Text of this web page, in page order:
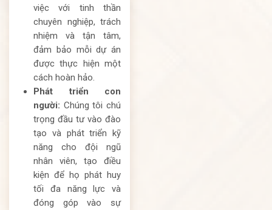
việc với tinh thần
chuyên nghiệp, trách
nhiệm và tận tâm,
đảm bảo mỗi dự án
được thực hiện một
cách hoàn hảo.
Phát triển con
người: Chúng tôi chú
trọng đầu tư vào đào
tạo và phát triển kỹ
năng cho đội ngũ
nhân viên, tạo điều
kiện để họ phát huy
tối đa năng lực và
đóng góp vào sự